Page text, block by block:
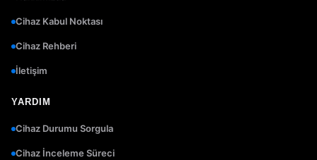
Cihaz Kabul Noktası
Cihaz Rehberi
İletişim
YARDIM
Cihaz Durumu Sorgula
Cihaz İnceleme Süreci